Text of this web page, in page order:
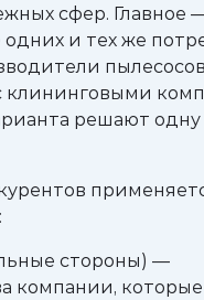
сфер. Главное
и тех же
клининговыми
решают
стороны) —
компании, которые